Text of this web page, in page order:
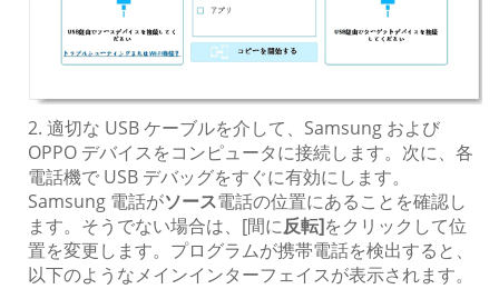
2. 適切な USB ケーブルを介して、Samsung および
OPPO デバイスをコンピュータに接続します。次に、各
電話機で USB デバッグをすぐに有効にします。
Samsung 電話がソース電話の位置にあることを確認し
ます。そうでない場合は、[間に反転]をクリックして位
置を変更します。プログラムが携帯電話を検出すると、
以下のようなメインインターフェイスが表示されます。